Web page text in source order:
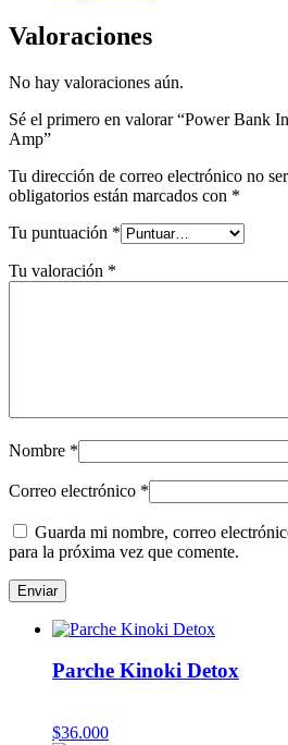
Valoraciones
No hay valoraciones aún.
Sé el primero en valorar “Power Bank
Amp”
Tu dirección de correo electrónico no
obligatorios están marcados con *
Tu puntuación *
Tu valoración *
Nombre *
Correo electrónico *
Guarda mi nombre, correo
para la próxima vez que comente.
Parche Kinoki Detox
$36.000